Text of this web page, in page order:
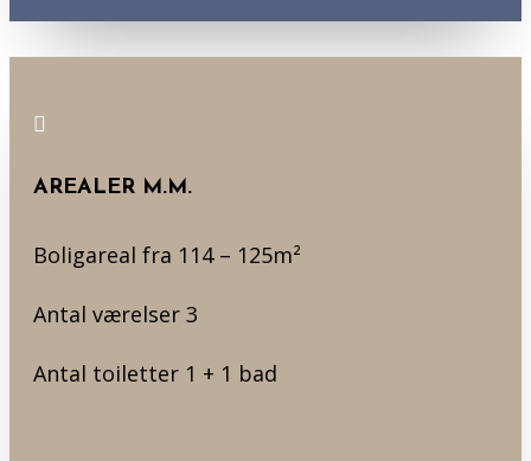

AREALER M.M.
Boligareal fra 114 – 125m²
Antal værelser 3
Antal toiletter 1 + 1 bad